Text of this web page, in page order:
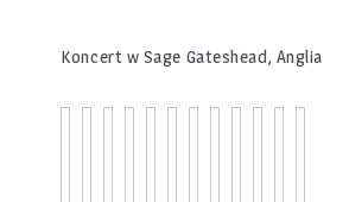
Koncert w Sage Gateshead, Anglia